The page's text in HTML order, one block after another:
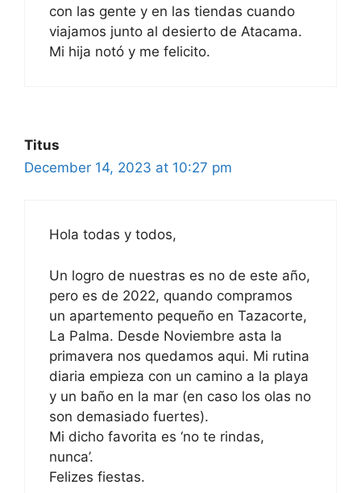
con las gente y en las tiendas cuando
viajamos junto al desierto de Atacama.
Mi hija notó y me felicito.
Titus
December 14, 2023 at 10:27 pm
Hola todas y todos,
Un logro de nuestras es no de este año,
pero es de 2022, quando compramos
un apartemento pequeño en Tazacorte,
La Palma. Desde Noviembre asta la
primavera nos quedamos aqui. Mi rutina
diaria empieza con un camino a la playa
y un baño en la mar (en caso los olas no
son demasiado fuertes).
Mi dicho favorita es ‘no te rindas,
nunca’.
Felizes fiestas.